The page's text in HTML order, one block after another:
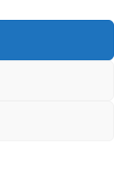
de la Vendée